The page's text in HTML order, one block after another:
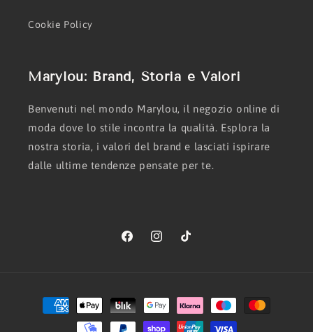
Cookie Policy
Marylou: Brand, Storia e Valori
Benvenuti nel mondo Marylou, il negozio online di
moda dove lo stile incontra la qualità. Esplora la
nostra storia, i valori del brand e lasciati ispirare
dalle ultime tendenze pensate per te.
FacebookInstagramTikTok
Metodi
di